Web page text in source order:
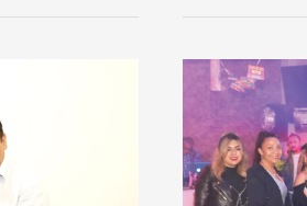
estado
en
la
Independencia